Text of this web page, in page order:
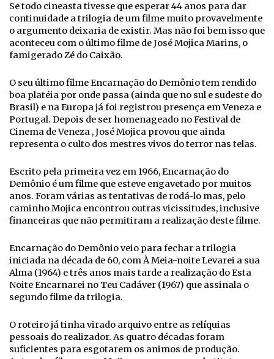
Se todo cineasta tivesse que esperar 44 anos para dar
continuidade a trilogia de um filme muito provavelmente
o argumento deixaria de existir. Mas não foi bem isso que
aconteceu com o último filme de José Mojica Marins, o
famigerado Zé do Caixão.
O seu último filme Encarnação do Demônio tem rendido
boa platéia por onde passa (ainda que no sul e sudeste do
Brasil) e na Europa já foi registrou presença em Veneza e
Portugal. Depois de ser homenageado no Festival de
Cinema de Veneza , José Mojica provou que ainda
representa o culto dos mestres vivos do terror nas telas.
Escrito pela primeira vez em 1966, Encarnação do
Demônio é um filme que esteve engavetado por muitos
anos. Foram várias as tentativas de rodá-lo mas, pelo
caminho Mojica encontrou outras vicissitudes, inclusive
financeiras que não permitiram a realização deste filme.
Encarnação do Demônio veio para fechar a trilogia
iniciada na década de 60, com À Meia-noite Levarei a sua
Alma (1964) e três anos mais tarde a realização do Esta
Noite Encarnarei no Teu Cadáver (1967) que assinala o
segundo filme da trilogia.
O roteiro já tinha virado arquivo entre as relíquias
pessoais do realizador. As quatro décadas foram
suficientes para esgotarem os animos de produção.